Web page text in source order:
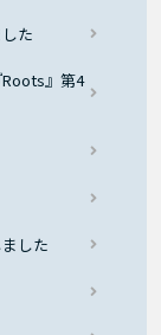
た
』第4
した